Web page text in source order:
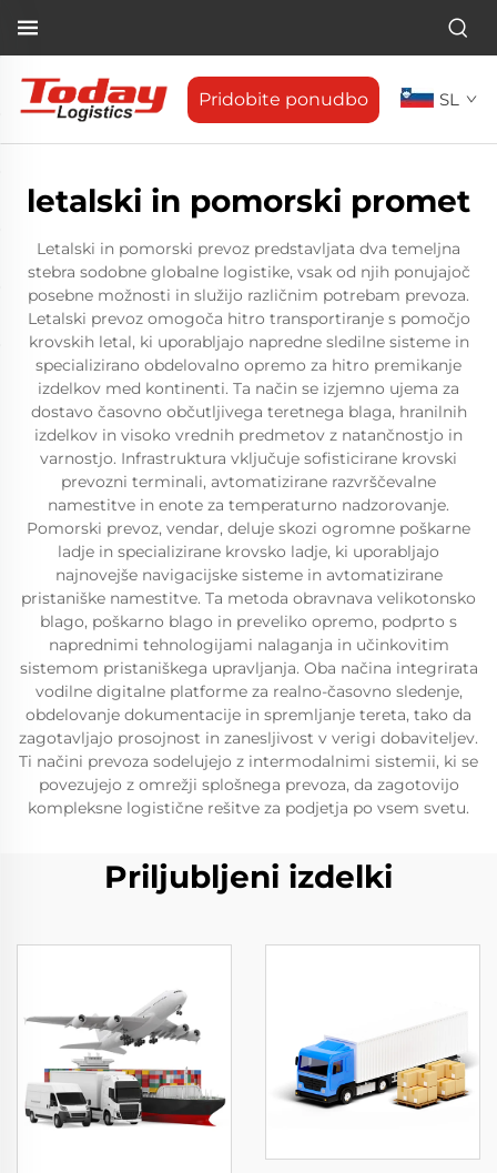
Pridobite ponudbo SL
letalski in pomorski promet
Letalski in pomorski prevoz predstavljata dva temeljna
stebra sodobne globalne logistike, vsak od njih ponujajoč
posebne možnosti in služijo različnim potrebam prevoza.
Letalski prevoz omogoča hitro transportiranje s pomočjo
krovskih letal, ki uporabljajo napredne sledilne sisteme in
specializirano obdelovalno opremo za hitro premikanje
izdelkov med kontinenti. Ta način se izjemno ujema za
dostavo časovno občutljivega teretnega blaga, hranilnih
izdelkov in visoko vrednih predmetov z natančnostjo in
varnostjo. Infrastruktura vključuje sofisticirane krovski
prevozni terminali, avtomatizirane razvrščevalne
namestitve in enote za temperaturno nadzorovanje.
Pomorski prevoz, vendar, deluje skozi ogromne poškarne
ladje in specializirane krovsko ladje, ki uporabljajo
najnovejše navigacijske sisteme in avtomatizirane
pristaniške namestitve. Ta metoda obravnava velikotonsko
blago, poškarno blago in preveliko opremo, podprto s
naprednimi tehnologijami nalaganja in učinkovitim
sistemom pristaniškega upravljanja. Oba načina integrirata
vodilne digitalne platforme za realno-časovno sledenje,
obdelovanje dokumentacije in spremljanje tereta, tako da
zagotavljajo prosojnost in zanesljivost v verigi dobaviteljev.
Ti načini prevoza sodelujejo z intermodalnimi sistemii, ki se
povezujejo z omrežji splošnega prevoza, da zagotovijo
kompleksne logistične rešitve za podjetja po vsem svetu.
Priljubljeni izdelki